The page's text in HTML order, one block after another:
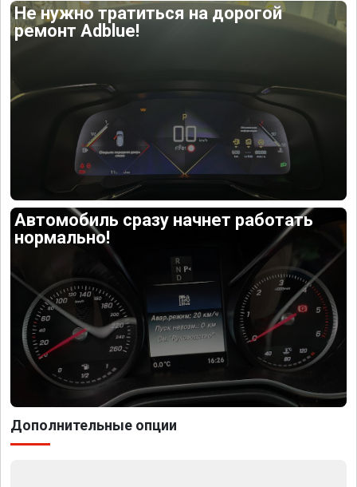
Не нужно тратиться на дорогой
ремонт Adblue!
Автомобиль сразу начнет работать
нормально!
Дополнительные опции